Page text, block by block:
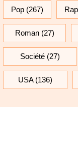
Pop (267) Rap
Roman(27)
Société(27)
USA(136)